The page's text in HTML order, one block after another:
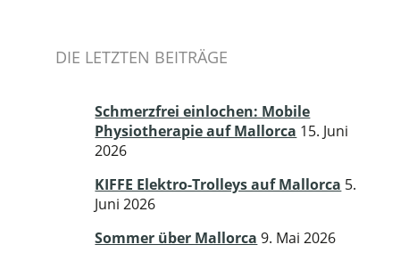
DIE LETZTEN BEITRÄGE
Schmerzfrei einlochen: Mobile
Physiotherapie auf Mallorca 15. Juni
2026
KIFFE Elektro-Trolleys auf Mallorca 5.
Juni 2026
Sommer über Mallorca 9. Mai 2026